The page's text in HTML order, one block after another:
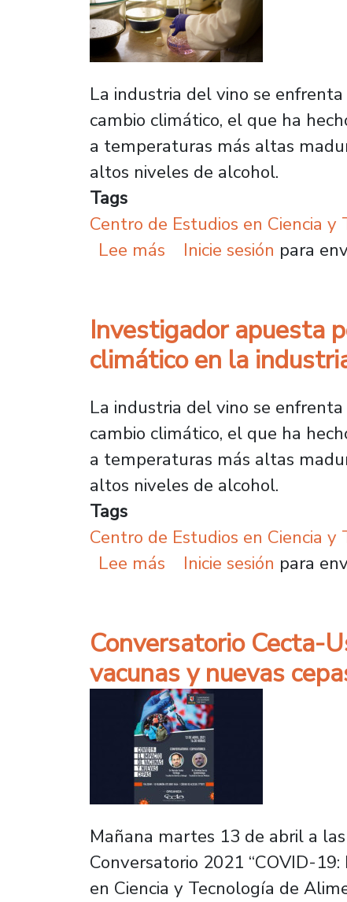
La industria del vino se
cambio climático, el que ha
a temperaturas más altas
altos niveles de alcohol.
Tags
Centro de Estudios en Ciencia
Lee más sobre Investigador
Inicie sesión para
Investigador apuesta
climático en la
La industria del vino se
cambio climático, el que ha
a temperaturas más altas
altos niveles de alcohol.
Tags
Centro de Estudios en Ciencia
Lee más sobre Investigador
Inicie sesión para
Conversatorio Cecta-
vacunas y nuevas
Mañana martes 13 de abril a
Conversatorio 2021 “COVID-
en Ciencia y Tecnología de